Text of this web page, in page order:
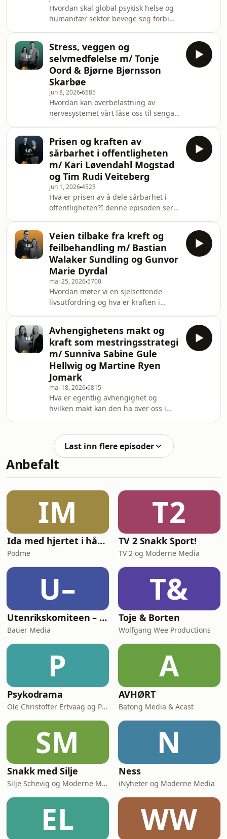
samlende måte. Du får møte
tekstforfatteren Camilla Koveland Tairi
og redaksjonssjefen Cathrine Idsøe,
som deler sine r
Hvordan skal global psykisk helse og
humanitær sektor bevege seg forbi
global psykisk helse og humanitær
sektor. Du får møte grunnleggeren og
psykiateren Dixon Chibanda, som har
ledet Friendship Bench fra lokalt
initiativ til globalt fenomen. Du får
høre hvordan tilsynelatende tilfeldige
menneskemøter bidro til hans livsre
Stress, veggen og
selvmedfølelse m/ Tonje
Oord & Bjørne Bjørnsson
Skarbøe
jun 8, 20266585
Hvordan kan overbelastning av
nervesystemet vårt låse oss til senga
livsutfordringer påvirker oss, og
hvordan mindfulness kan være et
viktig verktøy på veien. Du får møte
samtalelegen Tonje Oord &amp;
karriereveileder Bjørne Bjørnsson
Skarbøe, som begge kombinerer egen
erfaring med kompetanse innen
usunt, langsiktig stress. Bjørne del
Prisen og kraften av
sårbarhet i offentligheten
m/ Kari Løvendahl Mogstad
og Tim Rudi Veiteberg
jun 1, 20264523
Hva er prisen av å dele sårbarhet i
offentligheten?I denne episoden ser
offentligheten, både som fagperson
og som engasjert medmenneske. Du
får møte den engasjerte legen og
terapeuten Kari Løvendahl Mogstad
og mentaltreneren Tim Rudi
Veiteberg. De har begge jobbet i
årevis med å støtte andre på sin reise
og samtidig delt si
Veien tilbake fra kreft og
feilbehandling m/ Bastian
Walaker Sundling og Gunvor
Marie Dyrdal
mai 25, 2026 5700
Hvordan møter vi en sjelsettende
livsutfordring og hva er kraften i
påvirker oss, og hvordan mindfulness
kan være et viktig verktøy på veien. Du
får møte advokaten Bastian Walaker
Sundling og psykolog Gunvor Marie
Dyrdal, som er initiativtakerne bak
“Hele Norge Mediterer”. Bastian deler
hvordan livet hans gikk fra lykkerus
som n
Avhengighetens makt og
kraft som mestringsstrategi
m/ Sunniva Sabine Gule
Hellwig og Martine Ryen
Jomark
mai 18, 20266815
Hva er egentlig avhengighet og
hvilken makt kan den ha over oss i
avhengighet er, og hvilken makt den
har som mestringsstrategi i møte
med vår sårbarhet gjennom livet. Du
får møte Sunniva Sabine Gule Hellwig,
avhengighetsreise, og
psykologspesialist Martine Ryen
Jomark. Sunniva åpner opp om egen
reise fra pliktoppfyl
Last inn flere episoder
Anbefalt
IM
Ida med hjertet i hånden
Podme
T2
TV 2 Snakk Sport!
TV 2 og Moderne Media
U–
Utenrikskomiteen – med Bogen og Græsvik
Bauer Media
T&
Toje & Borten
Wolfgang Wee Productions
P
Psykodrama
Ole Christoffer Ertvaag og Per Kjerstad & Acast
A
AVHØRT
Batong Media & Acast
SM
Snakk med Silje
Silje Schevig og Moderne Media
N
Ness
iNyheter og Moderne Media
EL WW